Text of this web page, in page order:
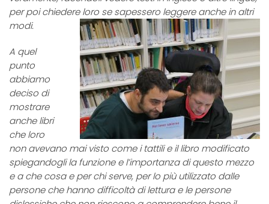
per poi chiedere loro se sapessero leggere anche in altri
modi.
A quel
punto
abbiamo
deciso di
mostrare
anche libri
che loro
non avevano mai visto come i tattili e il libro modificato
spiegandogli la funzione e l’importanza di questo mezzo
e a che cosa e per chi serve, per lo più utilizzato dalle
persone che hanno difficoltà di lettura e le persone